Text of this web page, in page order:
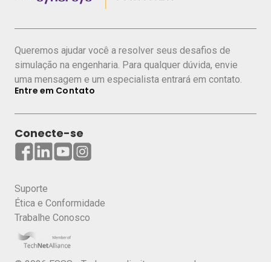
Queremos ajudar você a resolver seus desafios de
simulação na engenharia. Para qualquer dúvida, envie
uma mensagem e um especialista entrará em contato.
Entre em Contato
Conecte-se
Suporte
Ética e Conformidade
Trabalhe Conosco